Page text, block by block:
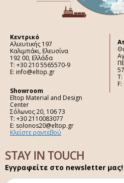
Κεντρικό
Αλιευτικής 197
Καλιμπάκι, Ελευσίνα
192 00, Ελλάδα
Τ: +30 210 5565570-9
E: info@eltop.gr
Showroom
Eltop Material and Design
Center
Σόλωνος 20, 106 73
Τ: +30 2110083077
E: solonos20@eltop.gr
Κλείστε ραντεβού
Τ:
STAY IN TOUCH
Εγγραφείτε στο newsletter μας!